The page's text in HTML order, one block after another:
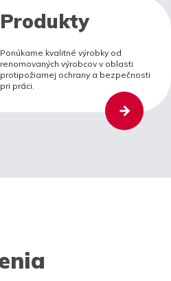
Produkty
Ponúkame kvalitné výrobky od
renomovaných výrobcov v oblasti
protipožiarnej ochrany a bezpečnosti
pri práci.